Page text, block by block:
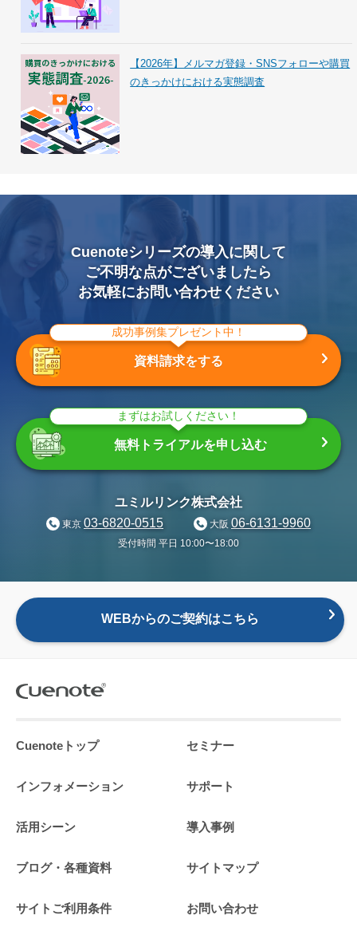
【2026年】メルマガ登録・SNSフォローや購買
のきっかけにおける実態調査
Cuenoteシリーズの導入に関して
ご不明な点がございましたら
お気軽にお問い合わせください
成功事例集プレゼント中！
資料請求をする
まずはお試しください！
無料トライアルを申し込む
ユミルリンク株式会社
東京 03-6820-0515 大阪 06-6131-9960
受付時間 平日 10:00〜18:00
WEBからのご契約はこちら
Cuenoteトップ セミナー
インフォメーション サポート
活用シーン 導入事例
ブログ・各種資料 サイトマップ
サイトご利用条件 お問い合わせ